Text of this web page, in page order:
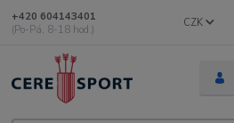
CZK
+420 604143401
(Po-Pá, 8-18 hod.)